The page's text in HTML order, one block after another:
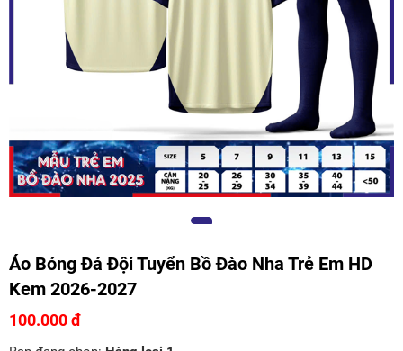
Áo Bóng Đá Đội Tuyển Bồ Đào Nha Trẻ Em HD
Kem 2026-2027
100.000 đ